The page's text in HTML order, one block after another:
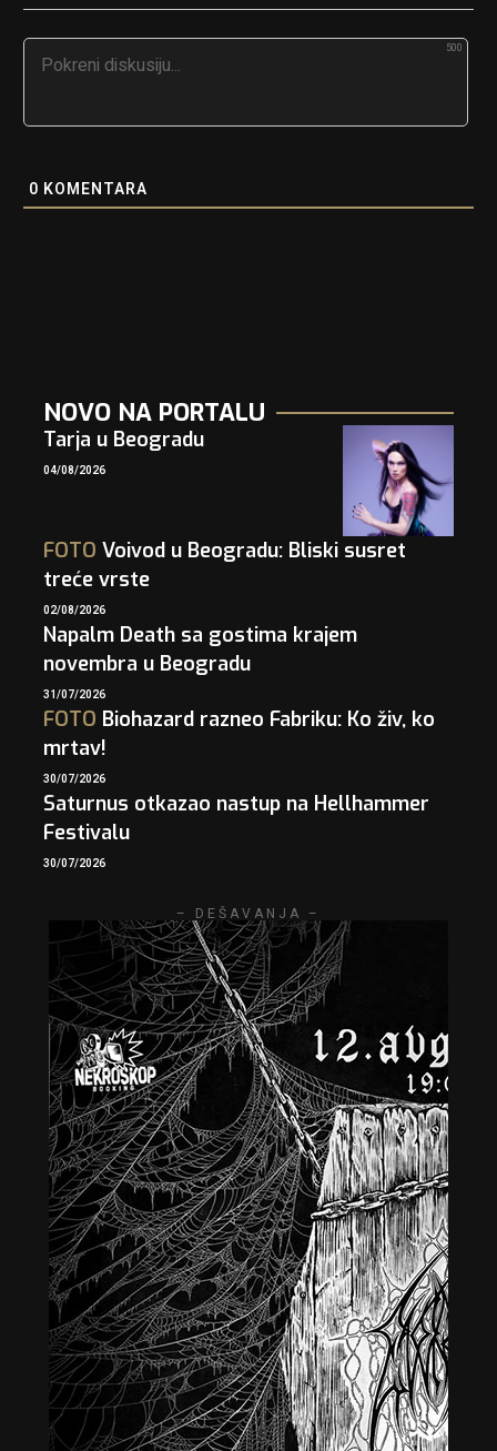
500
0 KOMENTARA
NOVO NA PORTALU
Tarja u Beogradu
04/08/2026
FOTO Voivod u Beogradu: Bliski susret
treće vrste
02/08/2026
Napalm Death sa gostima krajem
novembra u Beogradu
31/07/2026
FOTO Biohazard razneo Fabriku: Ko živ, ko
mrtav!
30/07/2026
Saturnus otkazao nastup na Hellhammer
Festivalu
30/07/2026
– DEŠAVANJA –